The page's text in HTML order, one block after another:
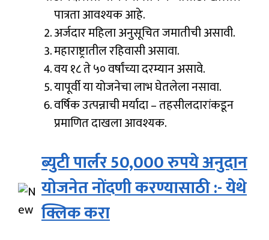
पात्रता आवश्यक आहे.
अर्जदार महिला अनुसूचित जमातीची असावी.
महाराष्ट्रातील रहिवासी असावा.
वय १८ ते ५० वर्षांच्या दरम्यान असावे.
यापूर्वी या योजनेचा लाभ घेतलेला नसावा.
वर्षिक उत्पन्नाची मर्यादा – तहसीलदारांकडून
प्रमाणित दाखला आवश्यक.
ब्युटी पार्लर 50,000 रुपये अनुदान
योजनेत नोंदणी करण्यासाठी :- येथे
क्लिक करा